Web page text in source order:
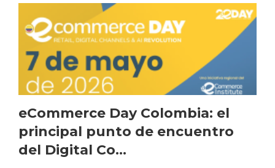
eCommerce Day Colombia: el
principal punto de encuentro
del Digital Co...